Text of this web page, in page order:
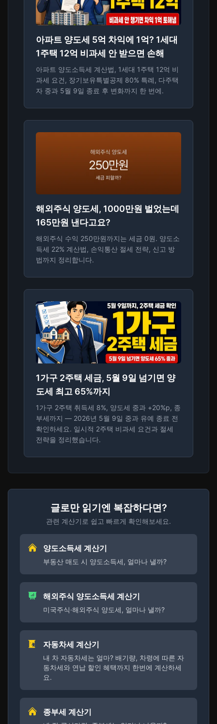
아파트 양도세 5억 차익에 1억? 1세대
1주택 12억 비과세 안 받으면 손해
아파트 양도소득세 계산법, 1세대 1주택 12억 비
과세 요건, 장기보유특별공제 80% 특례, 다주택
자 중과 5월 9일 종료 후 변화까지 한 번에.
해외주식 양도세, 1000만원 벌었는데
165만원 낸다고요?
해외주식 수익 250만원까지는 세금 0원. 양도소
득세 22% 계산법, 손익통산 절세 전략, 신고 방
법까지 정리합니다.
1가구 2주택 세금, 5월 9일 넘기면 양
도세 최고 65%까지
1가구 2주택 취득세 8%, 양도세 중과 +20%p, 종
부세까지 — 2026년 5월 9일 중과 유예 종료 전
확인하세요. 일시적 2주택 비과세 요건과 절세
전략을 정리했습니다.
글로만 읽기엔 복잡하다면?
관련 계산기로 쉽고 빠르게 확인해보세요.
양도소득세 계산기
부동산 매도 시 양도소득세, 얼마나 낼까?
해외주식 양도소득세 계산기
미국주식·해외주식 양도세, 얼마나 낼까?
자동차세 계산기
내 차 자동차세는 얼마? 배기량, 차령에 따른 자
동차세와 연납 할인 혜택까지 한번에 계산하세
요.
종부세 계산기